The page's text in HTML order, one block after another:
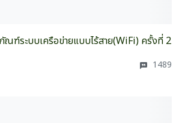
ณฑ์ระบบเครือข่ายแบบไร้สาย(WiFi) ครั้งที่ 2
1489